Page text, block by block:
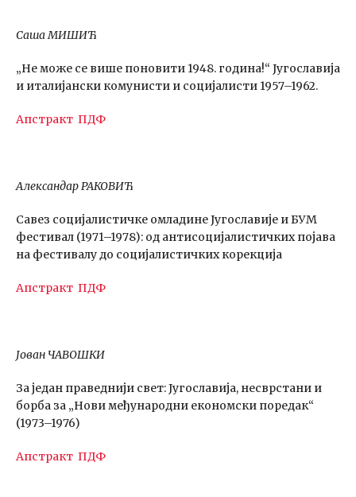
Саша МИШИЋ
„Не може се више поновити 1948. година!“ Југославија
и италијански комунисти и социјалисти 1957–1962.
Апстракт ПДФ
Александар РАКОВИЋ
Савез социјалистичке омладине Југославије и БУМ
фестивал (1971–1978): од антисоцијалистичких појава
на фестивалу до социјалистичких корекција
Апстракт ПДФ
Јован ЧАВОШКИ
За један праведнији свет: Југославија, несврстани и
борба за „Нови међународни економски поредак“
(1973–1976)
Апстракт ПДФ